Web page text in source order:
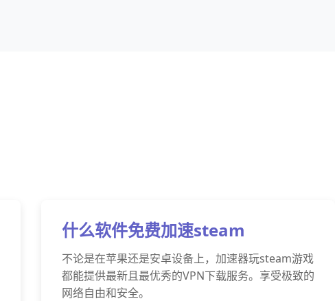
什么软件免费加速steam
不论是在苹果还是安卓设备上，加速器玩steam游戏
都能提供最新且最优秀的VPN下载服务。享受极致的
网络自由和安全。